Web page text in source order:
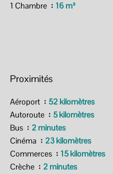
1 Chambre
16 m²
Proximités
Aéroport
52 kilomètres
Autoroute
5 kilomètres
Bus
2 minutes
Cinéma
23 kilomètres
Commerces
15 kilomètres
Crèche
2 minutes